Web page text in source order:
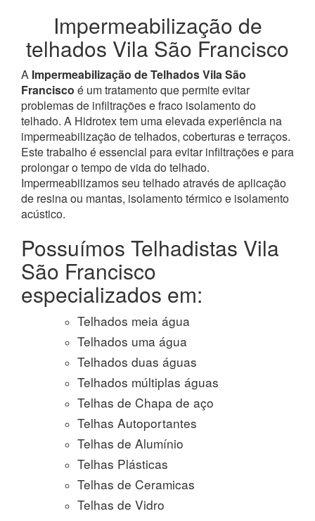
Impermeabilização de
telhados Vila São Francisco
A Impermeabilização de Telhados Vila São
Francisco é um tratamento que permite evitar
problemas de infiltrações e fraco isolamento do
telhado. A Hidrotex tem uma elevada experiência na
impermeabilização de telhados, coberturas e terraços.
Este trabalho é essencial para evitar infiltrações e para
prolongar o tempo de vida do telhado.
Impermeabilizamos seu telhado através de aplicação
de resina ou mantas, isolamento térmico e isolamento
acústico.
Possuímos Telhadistas Vila
São Francisco
especializados em:
Telhados meia água
Telhados uma água
Telhados duas águas
Telhados múltiplas águas
Telhas de Chapa de aço
Telhas Autoportantes
Telhas de Alumínio
Telhas Plásticas
Telhas de Ceramicas
Telhas de Vidro